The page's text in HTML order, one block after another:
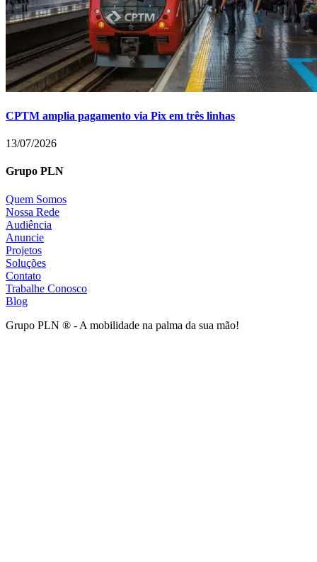
CPTM amplia pagamento via Pix em três linhas
13/07/2026
Grupo PLN
Quem Somos
Nossa Rede
Audiência
Anuncie
Projetos
Soluções
Contato
Trabalhe Conosco
Blog
Grupo PLN ® - A mobilidade na palma da sua mão!